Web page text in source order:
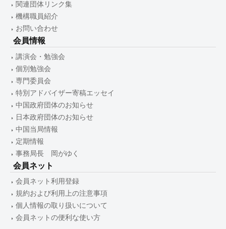
関連団体リンク集
機構職員紹介
お問い合わせ
会員情報
講演会・勉強会
個別勉強会
専門委員会
特別アドバイザー寄稿エッセイ
中国政府団体のお知らせ
日本政府団体のお知らせ
中国当局情報
定期情報
事務局長 岡がゆく
会員ネット
会員ネット利用登録
規約および利用上の注意事項
個人情報の取り扱いについて
会員ネットの便利な使い方